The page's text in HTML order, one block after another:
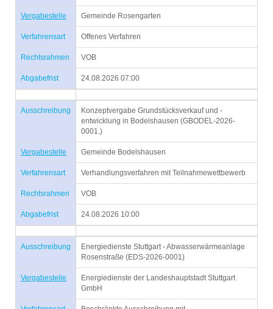
Vergabestelle Gemeinde Rosengarten
Verfahrensart Offenes Verfahren
Rechtsrahmen VOB
Abgabefrist 24.08.2026 07:00
Ausschreibung
Konzeptvergabe Grundstücksverkauf und -
entwicklung in Bodelshausen (GBODEL-2026-
0001.)
Vergabestelle Gemeinde Bodelshausen
Verfahrensart Verhandlungsverfahren mit Teilnahmewettbewerb
Rechtsrahmen VOB
Abgabefrist 24.08.2026 10:00
Ausschreibung
Energiedienste Stuttgart - Abwasserwärmeanlage
Rosenstraße (EDS-2026-0001)
Vergabestelle
Energiedienste der Landeshauptstadt Stuttgart
GmbH